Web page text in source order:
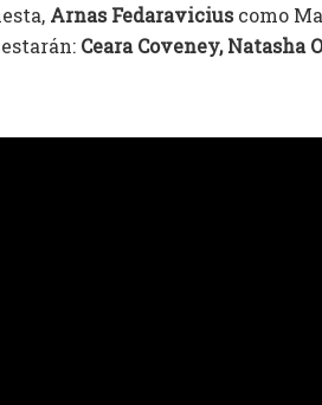
Arnas Fedaraviciuscomo
Ceara Coveney, Natasha